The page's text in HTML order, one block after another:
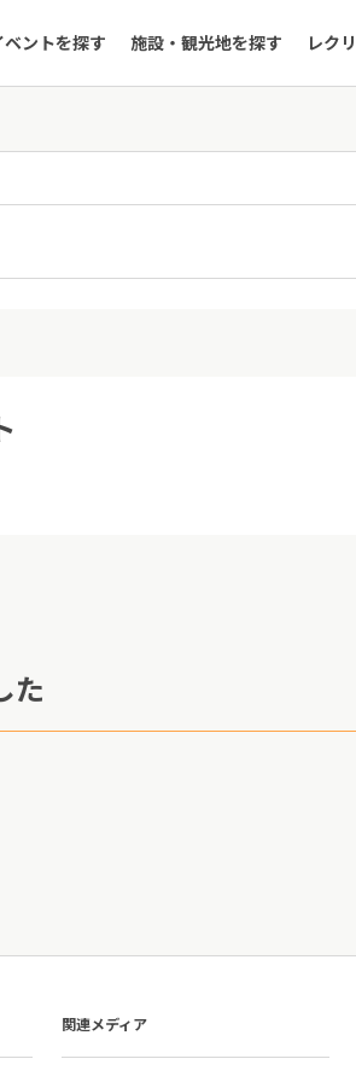
ベントを探す 施設・観光地を探す レク
た
関連メディア